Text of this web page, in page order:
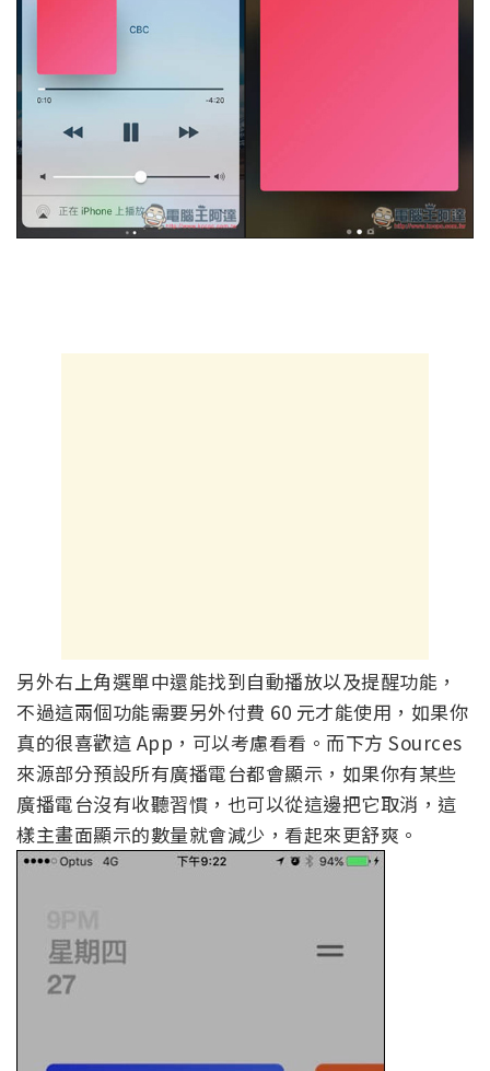
另外右上角選單中還能找到自動播放以及提醒功能，
不過這兩個功能需要另外付費 60 元才能使用，如果你
真的很喜歡這 App，可以考慮看看。而下方 Sources
來源部分預設所有廣播電台都會顯示，如果你有某些
廣播電台沒有收聽習慣，也可以從這邊把它取消，這
樣主畫面顯示的數量就會減少，看起來更舒爽。